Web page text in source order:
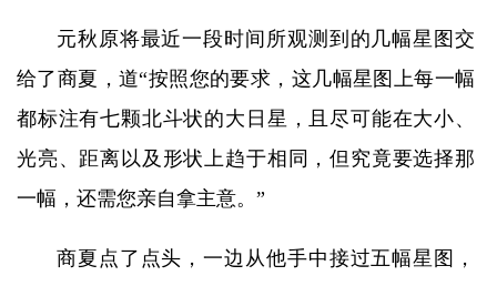
元秋原将最近一段时间所观测到的几幅星图交
给了商夏，道“按照您的要求，这几幅星图上每一幅
都标注有七颗北斗状的大日星，且尽可能在大小、
光亮、距离以及形状上趋于相同，但究竟要选择那
一幅，还需您亲自拿主意。”
商夏点了点头，一边从他手中接过五幅星图，